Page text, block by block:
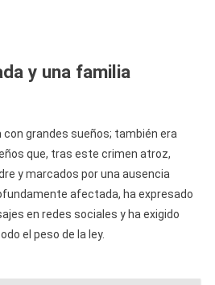
y una familia
con grandes sueños; también era
que, tras este crimen atroz,
y marcados por una ausencia
afectada, ha expresado
en redes sociales y ha exigido
el peso de la ley.